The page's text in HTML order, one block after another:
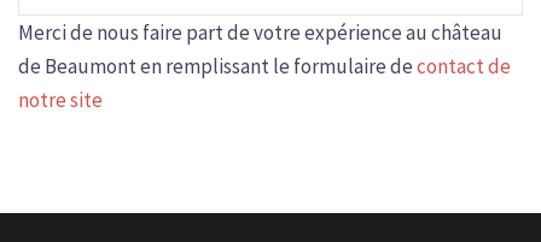
Merci de nous faire part de votre expérience au château
de Beaumont en remplissant le formulaire decontact de
notre site